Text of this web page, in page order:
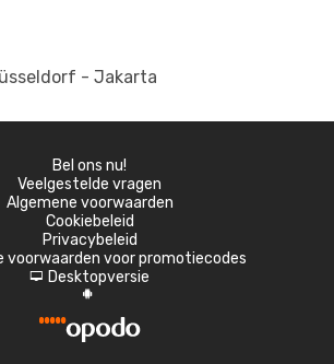
- Jakarta
Bel ons nu!
Veelgestelde vragen
Algemene voorwaarden
Cookiebeleid
Privacybeleid
voorwaarden voor promotiecodes
d Desktopversie
A